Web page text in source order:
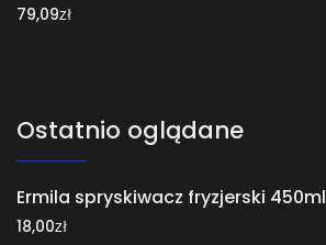
79,09zł
Ostatnio oglądane
Ermila spryskiwacz fryzjerski 450ml
18,00zł